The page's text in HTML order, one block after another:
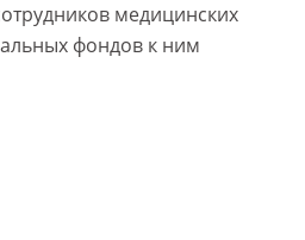
медицинских
фондов к ним